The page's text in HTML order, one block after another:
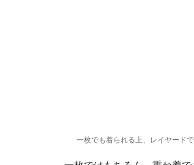
一枚でも着られる上、レイヤード